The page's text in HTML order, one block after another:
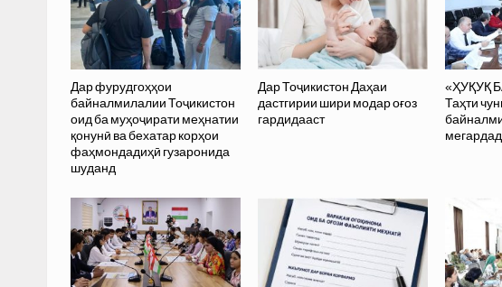
Дар фурудгоҳҳои
байналмилалии Тоҷикистон
оид ба муҳоҷирати меҳнатии
қонунӣ ва бехатар корҳои
фаҳмондадиҳӣ гузаронида
шуданд
Дар Тоҷикистон Даҳаи
дастгирии шири модар оғоз
гардидааст
«ҲУҚУҚ
Таҳти
мегардад